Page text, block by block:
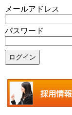
メールアドレス
パスワード